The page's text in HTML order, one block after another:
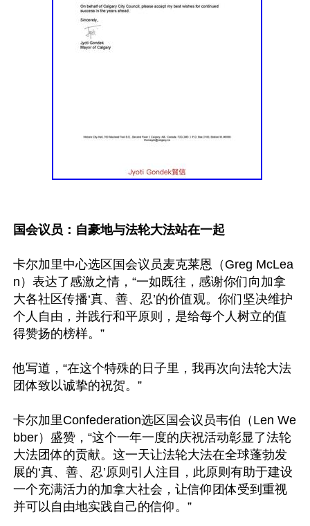
国会议员：自豪地与法轮大法站在一起
卡尔加里中心选区国会议员麦克莱恩（Greg McLea
n）表达了感激之情，“一如既往，感谢你们向加拿
大各社区传播‘真、善、忍’的价值观。你们坚决维护
个人自由，并践行和平原则，是给每个人树立的值
得赞扬的榜样。”
他写道，“在这个特殊的日子里，我再次向法轮大法
团体致以诚挚的祝贺。”
卡尔加里Confederation选区国会议员韦伯（Len We
bber）盛赞，“这个一年一度的庆祝活动彰显了法轮
大法团体的贡献。这一天让法轮大法在全球蓬勃发
展的‘真、善、忍’原则引人注目，此原则有助于建设
一个充满活力的加拿大社会，让信仰团体受到重视
并可以自由地实践自己的信仰。”